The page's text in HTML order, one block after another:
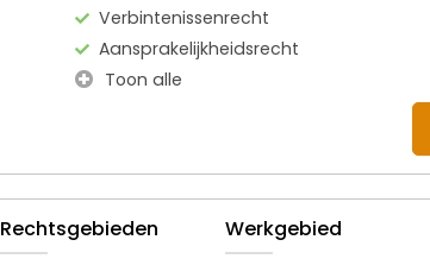
Verbintenissenrecht
Aansprakelijkheidsrecht
Toon alle
Rechtsgebieden Werkgebied